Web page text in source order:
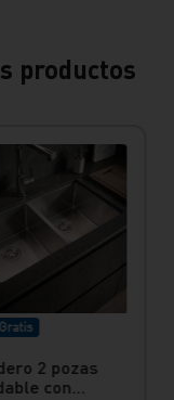
productos
2 pozas
con